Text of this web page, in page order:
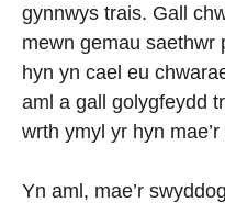
gynnwys trais. Gall
mewn gemau saethwr
hyn yn cael eu
aml a gall golygfeydd
wrth ymyl yr hyn
Yn aml, mae’r